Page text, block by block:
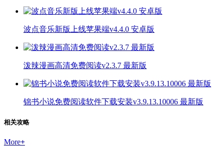
波点音乐新版上线苹果端v4.4.0 安卓版
泼辣漫画高清免费阅读v2.3.7 最新版
锦书小说免费阅读软件下载安装v3.9.13.10006 最新版
相关攻略
More+